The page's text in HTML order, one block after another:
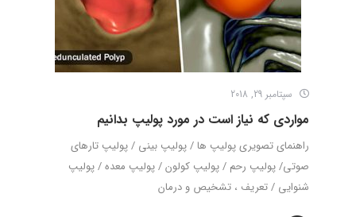
سپتامبر 29, 2018
مواردی که نیاز است در مورد پولیپ بدانیم
راهنمای تصویری پولیپ ها / پولیپ بینی / پولیپ تارهای
صوتی/ پولیپ رحم / پولیپ کولون / پولیپ معده / پولیپ
شنوایی / تعریف ، تشخیص و درمان